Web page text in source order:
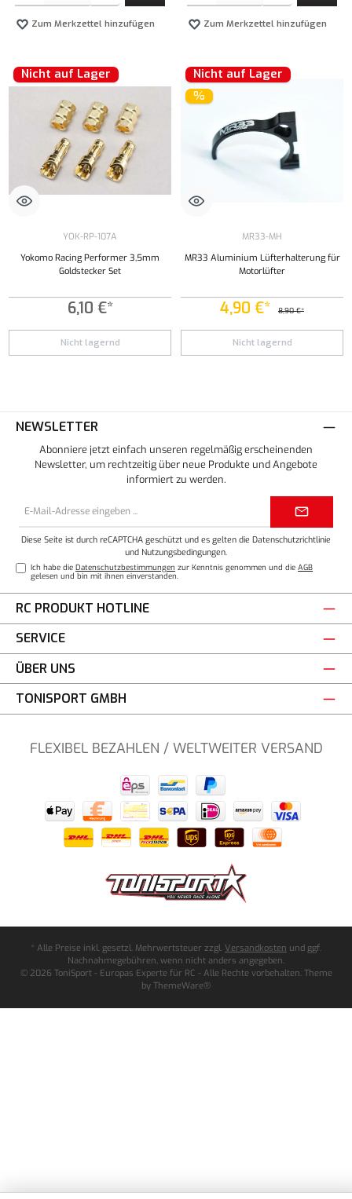
Zum Merkzettel hinzufügen Zum Merkzettel hinzufügen
Nicht auf Lager
YOK-RP-107A
Yokomo Racing Performer 3,5mm
Goldstecker Set
6,10 €*
Nicht lagernd
Nicht auf Lager
%
MR33-MH
MR33 Aluminium Lüfterhalterung für
Motorlüfter
4,90 €* 8,90 €*
Nicht lagernd
NEWSLETTER
Abonniere jetzt einfach unseren regelmäßig erscheinenden
Newsletter, um rechtzeitig über neue Produkte und Angebote
informiert zu werden.
Diese Seite ist durch reCAPTCHA geschützt und es gelten die Datenschutzrichtlinie
und Nutzungsbedingungen
Ich habe dieDatenschutzbestimmungen zur Kenntnis genommen und dieAGB
gelesen und bin mit ihnen einverstanden.
RC PRODUKT HOTLINE
SERVICE
ÜBER UNS
TONISPORT GMBH
FLEXIBEL BEZAHLEN / WELTWEITER VERSAND
* Alle Preise inkl. gesetzl. Mehrwertsteuer zzgl. Versandkosten und ggf.
Nachnahmegebühren, wenn nicht anders angegeben.
© 2026 ToniSport - Europas Experte für RC - Alle Rechte vorbehalten. Theme
by ThemeWare®